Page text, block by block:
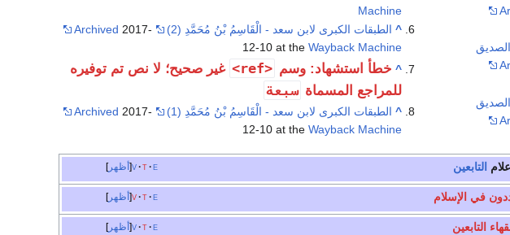
Machine
^ الطبقات الكبرى لابن سعد - الْقَاسِمُ بْنُ مُحَمَّدِ (2) Archived 2017-
12-10 at theWayback Machine
^ خطأ استشهاد: وسم <ref>
غير صحيح؛ لا نص تم توفيره
للمراجع المسماة سبعة
^ الطبقات الكبرى لابن سعد - الْقَاسِمُ بْنُ مُحَمَّدِ (1) Archived 2017-
12-10 at theWayback Machine
أظهر v t e أعلام التابعين
أظهر v t e في الإسلام
أظهر v t e التابعين